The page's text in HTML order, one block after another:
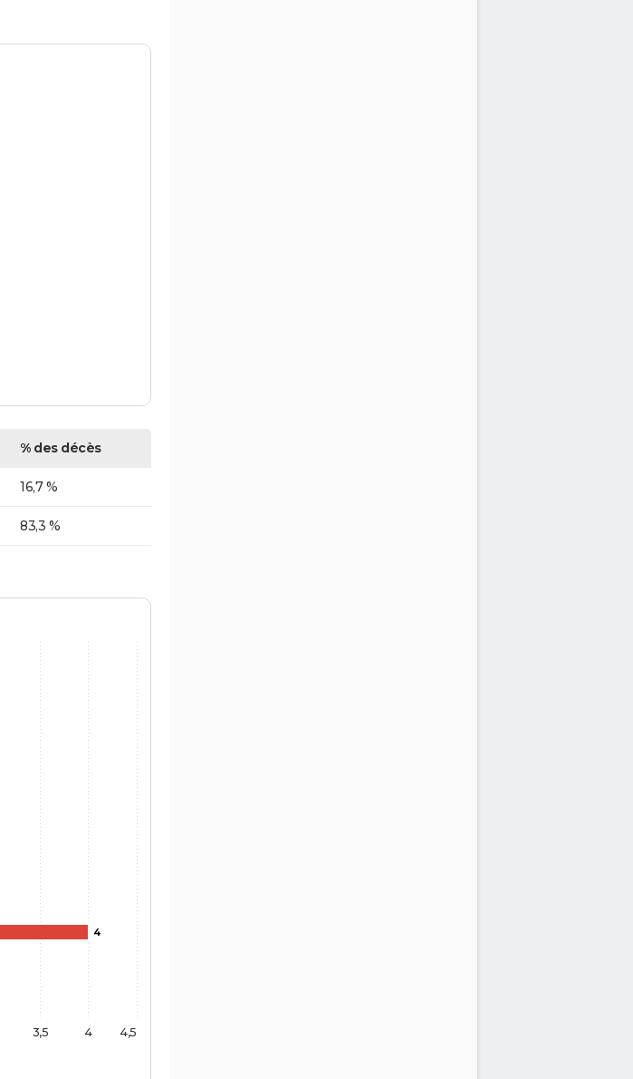
% des décès
16,7 %
83,3 %
4
3,5 4 4,5